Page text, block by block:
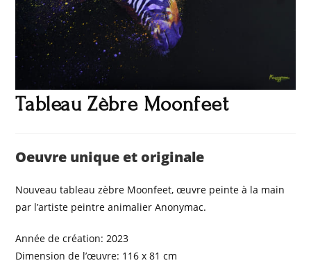
Tableau Zèbre Moonfeet
Oeuvre unique et originale
Nouveau tableau zèbre Moonfeet, œuvre peinte à la main
par l’artiste peintre animalier Anonymac.
Année de création: 2023
Dimension de l’œuvre: 116 x 81 cm